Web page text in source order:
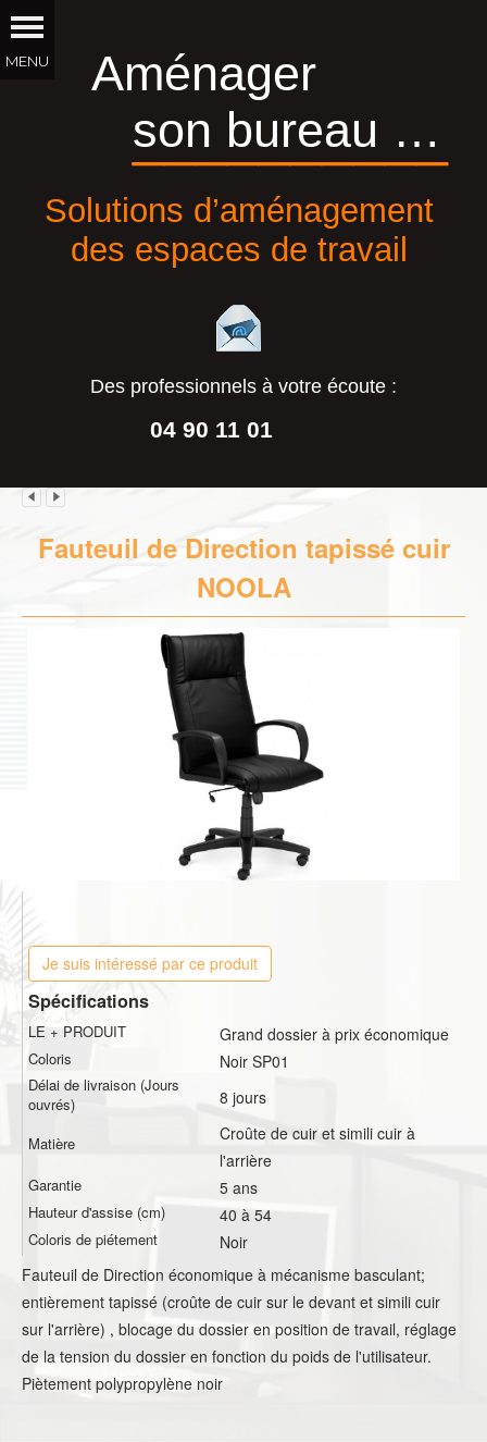
Aménager
son bureau …
Solutions d’aménagement
des espaces de travail
Des professionnels à votre écoute :
04 90 11 01
__________
Fauteuil de Direction tapissé cuir
NOOLA
Je suis intéressé par ce produit
Spécifications
LE + PRODUIT Grand dossier à prix économique
Coloris Noir SP01
Délai de livraison (Jours
ouvrés)
8 jours
Matière
Croûte de cuir et simili cuir à
l'arrière
Garantie 5 ans
Hauteur d'assise (cm) 40 à 54
Coloris de piétement
Noir
Fauteuil de Direction économique à mécanisme basculant;
entièrement tapissé (croûte de cuir sur le devant et simili cuir
sur l'arrière) , blocage du dossier en position de travail, réglage
de la tension du dossier en fonction du poids de l'utilisateur.
Piètement polypropylène noir